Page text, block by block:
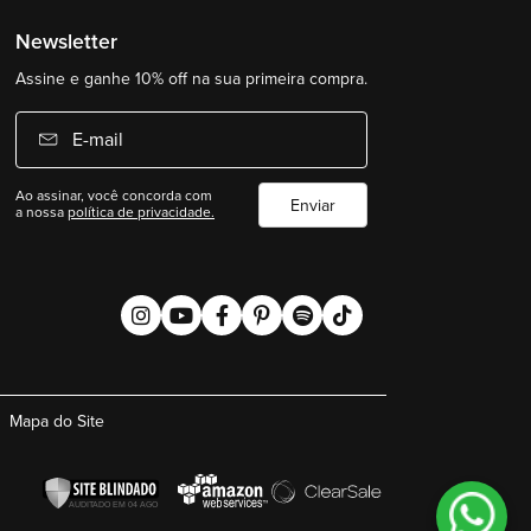
Newsletter
Assine e ganhe 10% off na sua primeira compra.
E-mail
Ao assinar, você concorda com
a nossapolítica de privacidade. Enviar
Mapa do Site